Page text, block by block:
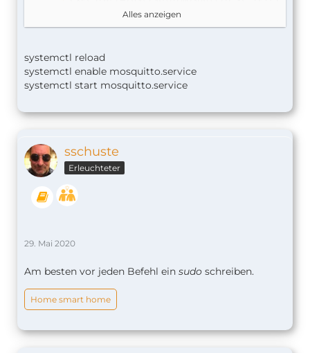
Alles anzeigen
systemctl reload
systemctl enable mosquitto.service
systemctl start mosquitto.service
sschuste
Erleuchteter
29. Mai 2020
Am besten vor jeden Befehl ein sudo schreiben.
Home smart home